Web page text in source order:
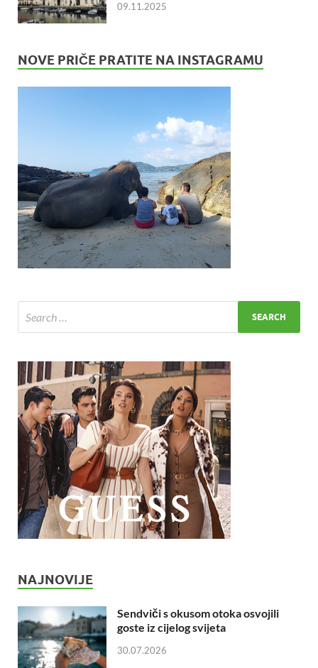
09.11.2025
NOVE PRIČE PRATITE NA INSTAGRAMU
NAJNOVIJE
Sendviči s okusom otoka osvojili
goste iz cijelog svijeta
30.07.2026